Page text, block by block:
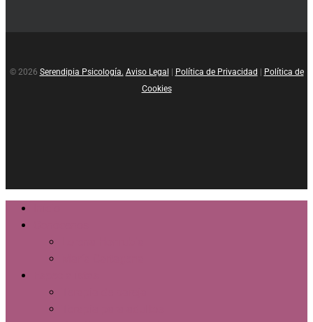
© 2026 Serendipia Psicología. Aviso Legal | Política de Privacidad | Política de
Cookies
Close
Menu